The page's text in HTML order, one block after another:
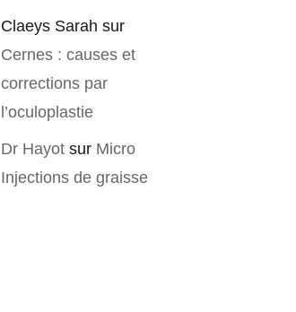
Claeys Sarah sur
Cernes : causes et
corrections par
l’oculoplastie
Dr Hayot sur Micro
Injections de graisse